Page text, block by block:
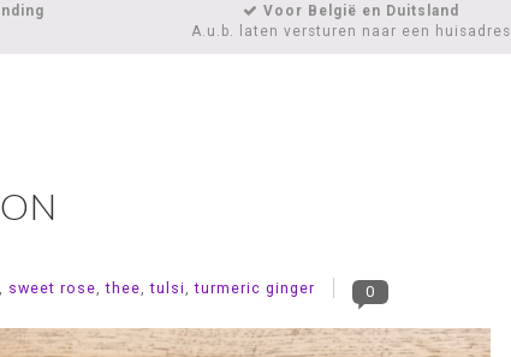
Voor België en Duitsland
A.u.b. laten versturen naar een huisadres
, sweet rose,thee,tulsi,turmeric ginger 0